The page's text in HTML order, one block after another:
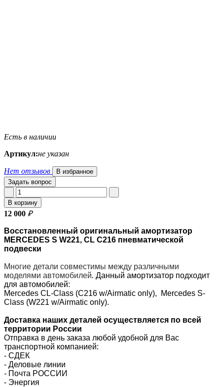
Есть в наличии
Артикул:не указан
Нет отзывов
В избранное
Задать вопрос
В корзину
12 000 ₽
Восстановленный оригинальный амортизатор
MERCEDES S W221, CL C216 пневматической
подвески
Многие детали совместимы между различными
моделями автомобилей. Данный амортизатор подходит
для автомобилей:
Mercedes CL-Class (C216 w/Airmatic only), Mercedes S-
Class (W221 w/Airmatic only).
Доставка наших деталей осуществляется по всей
территории России
Отправка в день заказа любой удобной для Вас
транспортной компанией:
- СДЕК
- Деловые линии
- Почта РОССИИ
- Энергия